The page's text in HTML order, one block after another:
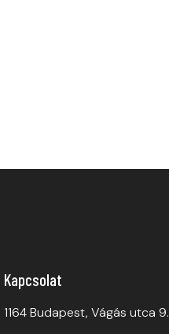
Kapcsolat
1164 Budapest, Vágás utca 9.